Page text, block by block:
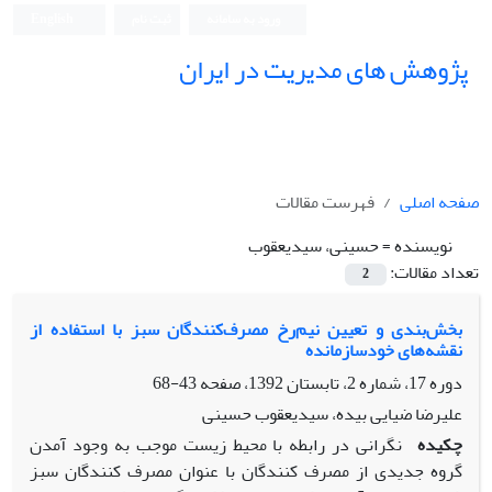
پژوهش های مدیریت در ایران
صفحه اصلی
فهرست مقالات
نویسنده =حسینی، سیدیعقوب
تعداد مقالات:
2
بخش‌بندی و تعیین نیم‌رخ مصرف‌کنندگان سبز با استفاده از
نقشه‌های خودسازمانده
دوره 17، شماره 2، تابستان 1392، صفحه
43-68
علیرضا ضیایی بیده، سیدیعقوب حسینی
چکیده نگرانی در رابطه با محیط زیست موجب به وجود آمدن
گروه جدیدی از مصرف کنندگان با عنوان مصرف کنندگان سبز